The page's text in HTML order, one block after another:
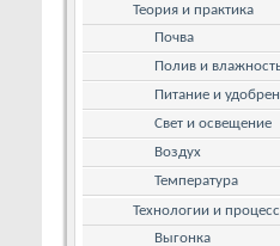
Теория и практика
Почва
Полив и
Питание и
Свет и освещение
Воздух
Температура
Технологии и
Выгонка